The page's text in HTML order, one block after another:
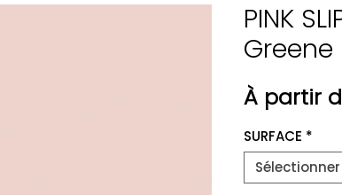
PINK
Greene
À partir
SURFACE *
Sélectionner